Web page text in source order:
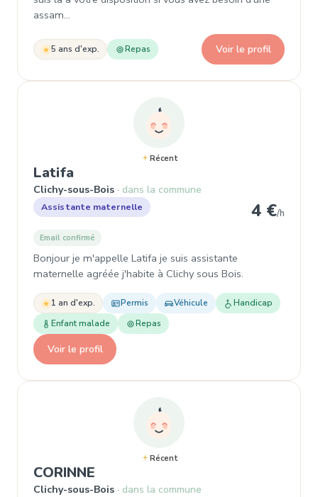
assam…
5 ans d'exp. Repas Voir le profil
Récent
Latifa
Clichy-sous-Bois dans la commune
Assistante maternelle 4 €/h
Email confirmé
Bonjour je m'appelle Latifa je suis assistante
maternelle agréée j'habite à Clichy sous Bois.
1 an d'exp. Permis Véhicule
Handicap
Enfant malade
Repas
Voir le profil
Récent
CORINNE
Clichy-sous-Bois dans la commune